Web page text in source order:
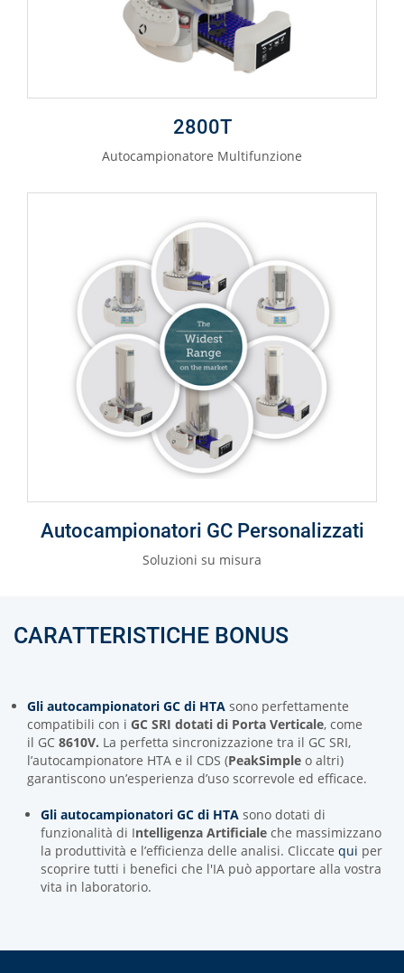
2800T
Autocampionatore Multifunzione
Autocampionatori GC Personalizzati
Soluzioni su misura
CARATTERISTICHE BONUS
Gli autocampionatori GC di HTA sono perfettamente
compatibili con i GC SRI dotati di Porta Verticale, come
il GC 8610V. La perfetta sincronizzazione tra il GC SRI,
l’autocampionatore HTA e il CDS (PeakSimple o altri)
garantiscono un’esperienza d’uso scorrevole ed efficace.
Gli autocampionatori GC di HTA sono dotati di
funzionalità di Intelligenza Artificiale che massimizzano
la produttività e l’efficienza delle analisi. Cliccate qui per
scoprire tutti i benefici che l'IA può apportare alla vostra
vita in laboratorio.